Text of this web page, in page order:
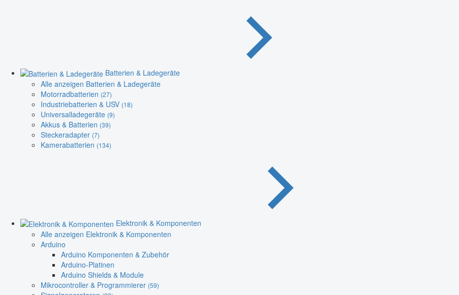
Batterien & Ladegeräte
Alle anzeigen Batterien & Ladegeräte
Motorradbatterien (27)
Industriebatterien & USV (18)
Universalladegeräte (9)
Akkus & Batterien (39)
Steckeradapter (7)
Kamerabatterien (134)
Elektronik & Komponenten
Alle anzeigen Elektronik & Komponenten
Arduino
Arduino Komponenten & Zubehör
Arduino-Platinen
Arduino Shields & Module
Mikrocontroller & Programmierer (59)